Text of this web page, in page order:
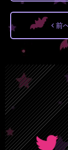
前